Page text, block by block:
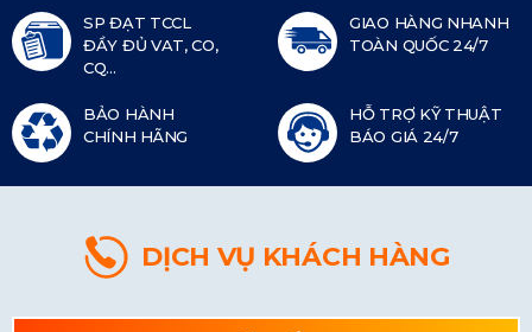
SP ĐẠT TCCL
ĐẦY ĐỦ VAT, CO,
CQ...
GIAO HÀNG NHANH
TOÀN QUỐC 24/7
BẢO HÀNH
CHÍNH HÃNG
HỖ TRỢ KỸ THUẬT
BÁO GIÁ 24/7
DỊCH VỤ KHÁCH HÀNG